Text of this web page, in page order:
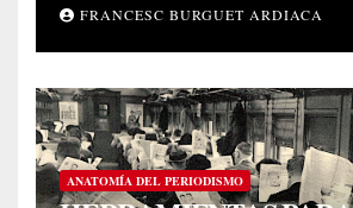
FRANCESC BURGUET ARDIACA
ANATOMÍA DEL PERIODISMO